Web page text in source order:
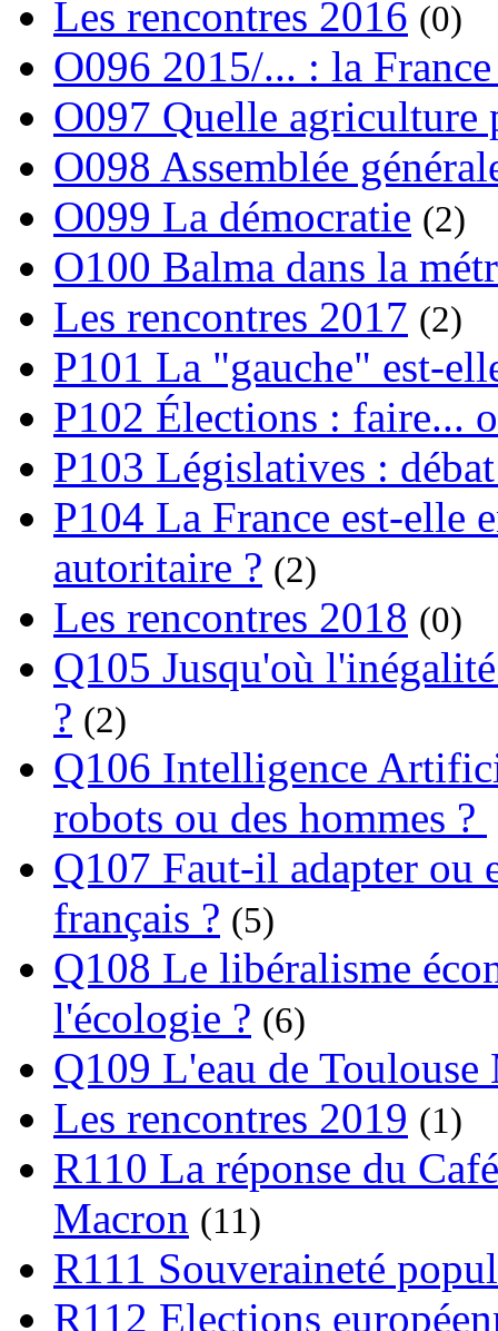
Les rencontres 2016 (0)
O096 2015/... : la
O097 Quelle agriculture
O098 Assemblée
O099 La démocratie (2)
O100 Balma dans la
Les rencontres 2017 (2)
P101 La "gauche" est-
P102 Élections : faire...
P103 Législatives :
P104 La France est-elle
autoritaire ? (2)
Les rencontres 2018 (0)
Q105 Jusqu'où
? (2)
Q106 Intelligence
robots ou des hommes ?
Q107 Faut-il adapter ou
français ? (5)
Q108 Le libéralisme
l'écologie ? (6)
Q109 L'eau de
Les rencontres 2019 (1)
R110 La réponse du
Macron (11)
R111 Souveraineté
R112 Elections